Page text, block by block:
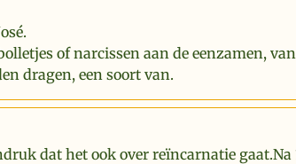
of narcissen aan de eenzamen,
dragen, een soort van.
dat het ook over reïncarnatie